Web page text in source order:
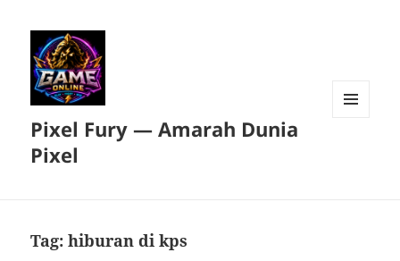
Pixel Fury — Amarah Dunia
Pixel
Tag:hiburan di kps